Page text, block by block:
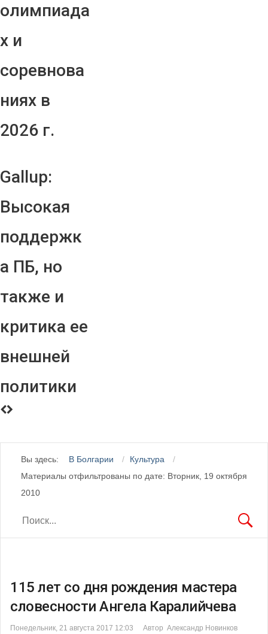
олимпиада
х и
соревнова
ниях в
2026 г.
Gallup:
Высокая
поддержк
а ПБ, но
также и
критика ее
внешней
политики
Вы здесь: В Болгарии
Культура
Материалы отфильтрованы по дате: Вторник, 19 октября
2010
115 лет со дня рождения мастера
словесности Ангела Каралийчева
Понедельник, 21 августа 2017 12:03 Автор Александр Новинков